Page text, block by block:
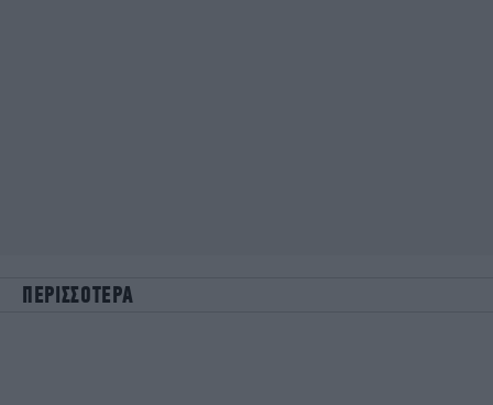
ΠΕΡΙΣΣΟΤΕΡΑ